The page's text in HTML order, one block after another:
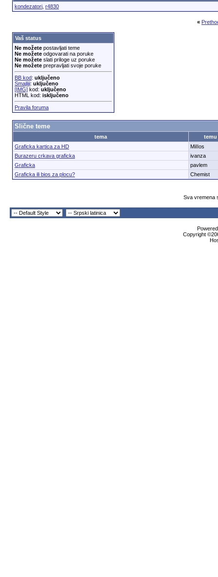
kondezatori, r4830
«
Vaš status
Ne možetepostavljati teme
Ne možeteodgovarati na poruke
Ne možeteslati priloge uz poruke
Ne možeteprepravljati svoje poruke
BB kod: uključeno
Smajliji: uključeno
[IMG]kod: uključeno
HTML kod: isključeno
Pravila foruma
Slične teme
tema
temu
Graficka kartica za HD
MiIIos
Burazeru crkava graficka
ivanza
Graficka
pavlem
Graficka ili bios za plocu?
Chemist
Sva vremena
Copyright